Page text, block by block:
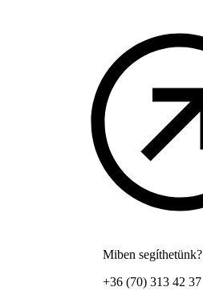
Miben segíthetünk?
+36 (70) 313 42 37